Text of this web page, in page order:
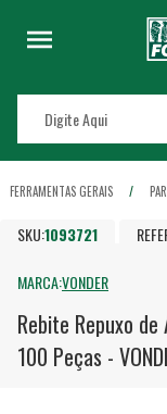
FERRAMENTAS GERAIS
SKU:1093721
MARCA:VONDER
Rebite Repuxo
100 Peças -